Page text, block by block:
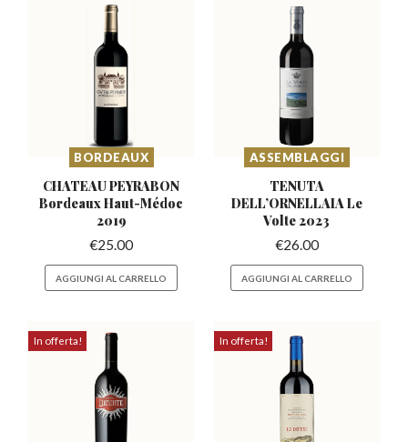
BORDEAUX
CHATEAU PEYRABON
BordeauxHaut-Médoc
2019
€25.00
AGGIUNGI AL CARRELLO
ASSEMBLAGGI
TENUTA
DELL’ORNELLAIA Le
Volte 2023
€26.00
AGGIUNGI AL CARRELLO
In offerta! In offerta!